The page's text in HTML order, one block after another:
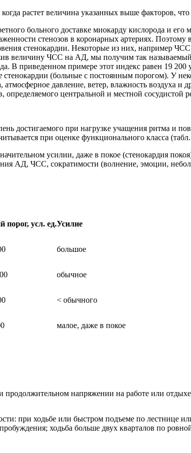
растет величина указанных выше факторов,
больного доставке миокарду кислорода и
стенозов в коронарных артериях.
стенокардии. Некоторые из них, например
величину ЧСС на АД, мы получим так называемый
В приведенном примере этот индекс равен 19
стенокардии (больные с постоянным порогом). У
давление, ветер, влажность воздуха
центральной и местной
достигаемого при нагрузке учащения ритма и
при оценке функционального класса
усилии, даже в покое (стенокардия
АД, ЧСС, сократимости (волнение, эмоции,
порог, усл. ед.Усилие
большое
обычное
< обычного
малое, даже в покое
напряжении на работе или
при ходьбе или быстром подъеме по лестнице
ходьба больше двух кварталов по